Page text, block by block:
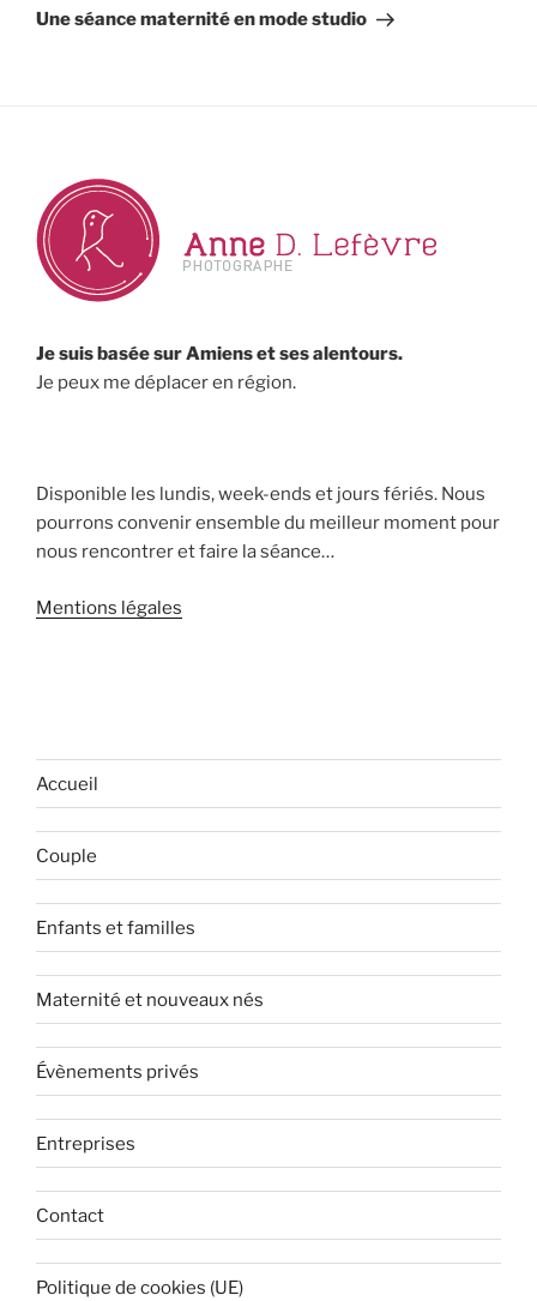
suivant
Une séance maternité en mode studio
Je suis basée sur Amiens et ses alentours.
Je peux me déplacer en région.
Disponible les lundis, week-ends et jours fériés. Nous
pourrons convenir ensemble du meilleur moment pour
nous rencontrer et faire la séance…
Mentions légales
Accueil
Couple
Enfants et familles
Maternité et nouveaux nés
Évènements privés
Entreprises
Contact
Politique de cookies (UE)